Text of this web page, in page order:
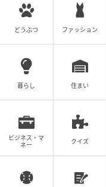
が膨らみます。
こちらでは定期的に
いるそうですよ。
時間帯に合わせ
ランチプレートを
リニューアル前はハ
ンでしたが、リニュ
格的なカジュアルダ
どうぶつ ファッション
暮らし 住まい
ビジネス・マ
ネー
クイズ